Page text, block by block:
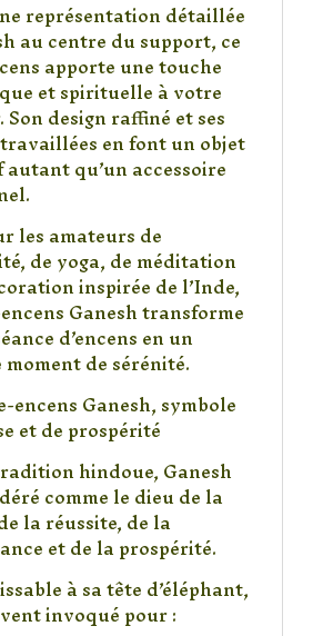
représentation détaillée
au centre du support, ce
apporte une touche
et spirituelle à votre
design raffiné et ses
en font un objet
qu’un accessoire
les amateurs de
de yoga, de méditation
inspirée de l’Inde,
Ganesh transforme
d’encens en un
de sérénité.
encens Ganesh, symbole
et de prospérité
hindoue, Ganesh
comme le dieu de la
la réussite, de la
et de la prospérité.
à sa tête d’éléphant,
invoqué pour :